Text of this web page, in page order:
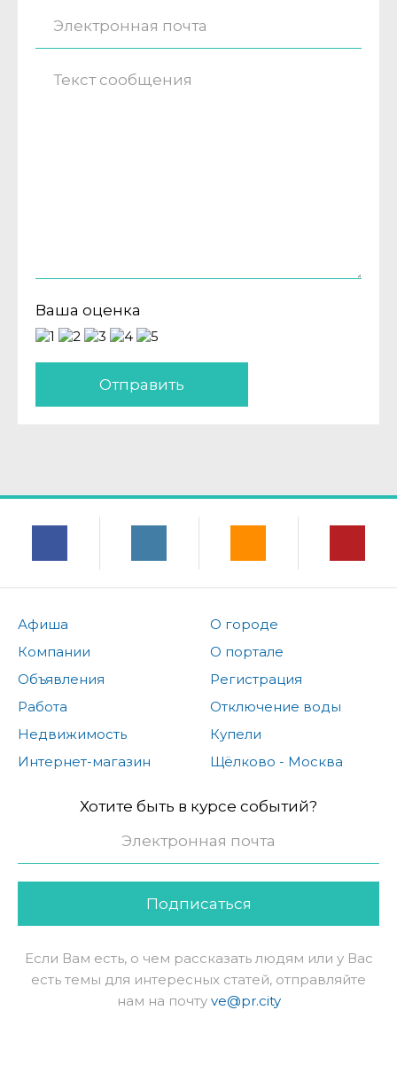
Ваша оценка
Отправить
Афиша
Компании
Объявления
Работа
Недвижимость
Интернет-магазин
О городе
О портале
Регистрация
Отключение воды
Купели
Щёлково - Москва
Хотите быть в курсе событий?
Подписаться
Если Вам есть, о чем рассказать людям или у Вас
есть темы для интересных статей, отправляйте
нам на почту ve@pr.city